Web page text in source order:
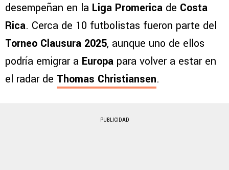
desempeñan en la Liga Promerica de Costa
Rica. Cerca de 10 futbolistas fueron parte del
Torneo Clausura 2025, aunque uno de ellos
podría emigrar a Europa para volver a estar en
el radar de Thomas Christiansen.
PUBLICIDAD